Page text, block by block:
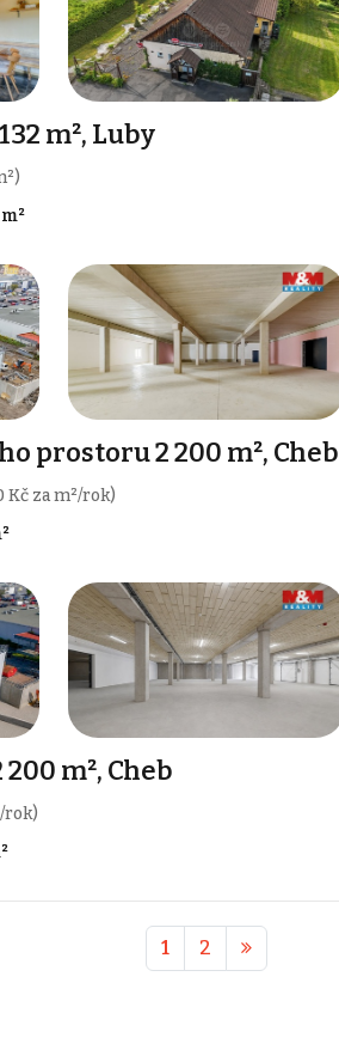
m², Luby
prostoru 2 200 m², Cheb
Kč za m²/rok)
m², Cheb
rok)
1 2